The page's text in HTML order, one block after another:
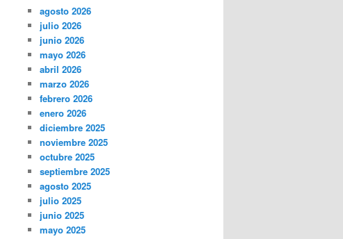
agosto 2026
julio 2026
junio 2026
mayo 2026
abril 2026
marzo 2026
febrero 2026
enero 2026
diciembre 2025
noviembre 2025
octubre 2025
septiembre 2025
agosto 2025
julio 2025
junio 2025
mayo 2025